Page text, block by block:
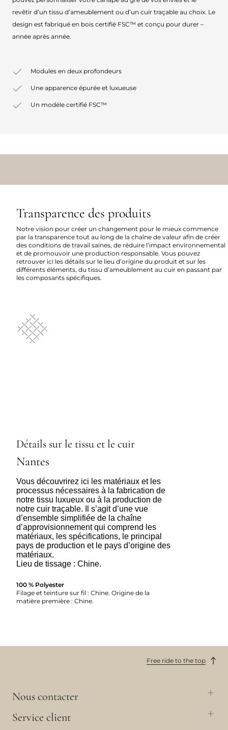
revêtir d’un tissu d’ameublement ou d’un cuir traçable au choix. Le
design est fabriqué en bois certifié FSC™ et conçu pour durer –
année après année.
Modules en deux profondeurs
Une apparence épurée et luxueuse
Un modèle certifié FSC™
Transparence des produits
Notre vision pour créer un changement pour le mieux commence
par la transparence tout au long de la chaîne de valeur afin de créer
des conditions de travail saines, de réduire l’impact environnemental
et de promouvoir une production responsable. Vous pouvez
retrouver ici les détails sur le lieu d’origine du produit et sur les
différents éléments, du tissu d’ameublement au cuir en passant par
les composants spécifiques.
Détails sur le tissu et le cuir
Nantes
Vous découvrirez ici les matériaux et les
processus nécessaires à la fabrication de
notre tissu luxueux ou à la production de
notre cuir traçable. Il s’agit d’une vue
d’ensemble simplifiée de la chaîne
d’approvisionnement qui comprend les
matériaux, les spécifications, le principal
pays de production et le pays d’origine des
matériaux.
Lieu de tissage : Chine.
100 % Polyester
Filage et teinture sur fil : Chine. Origine de la
matière première : Chine.
Free ride to the top
Nous contacter
Service client